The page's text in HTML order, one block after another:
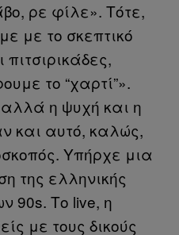
ρε φίλε». Τότε,
με το σκεπτικό
το “χαρτί”».
αλλά η ψυχή και η
και αυτό, καλώς,
Υπήρχε μια
της ελληνικής
90s. Το live, η
με τους δικούς